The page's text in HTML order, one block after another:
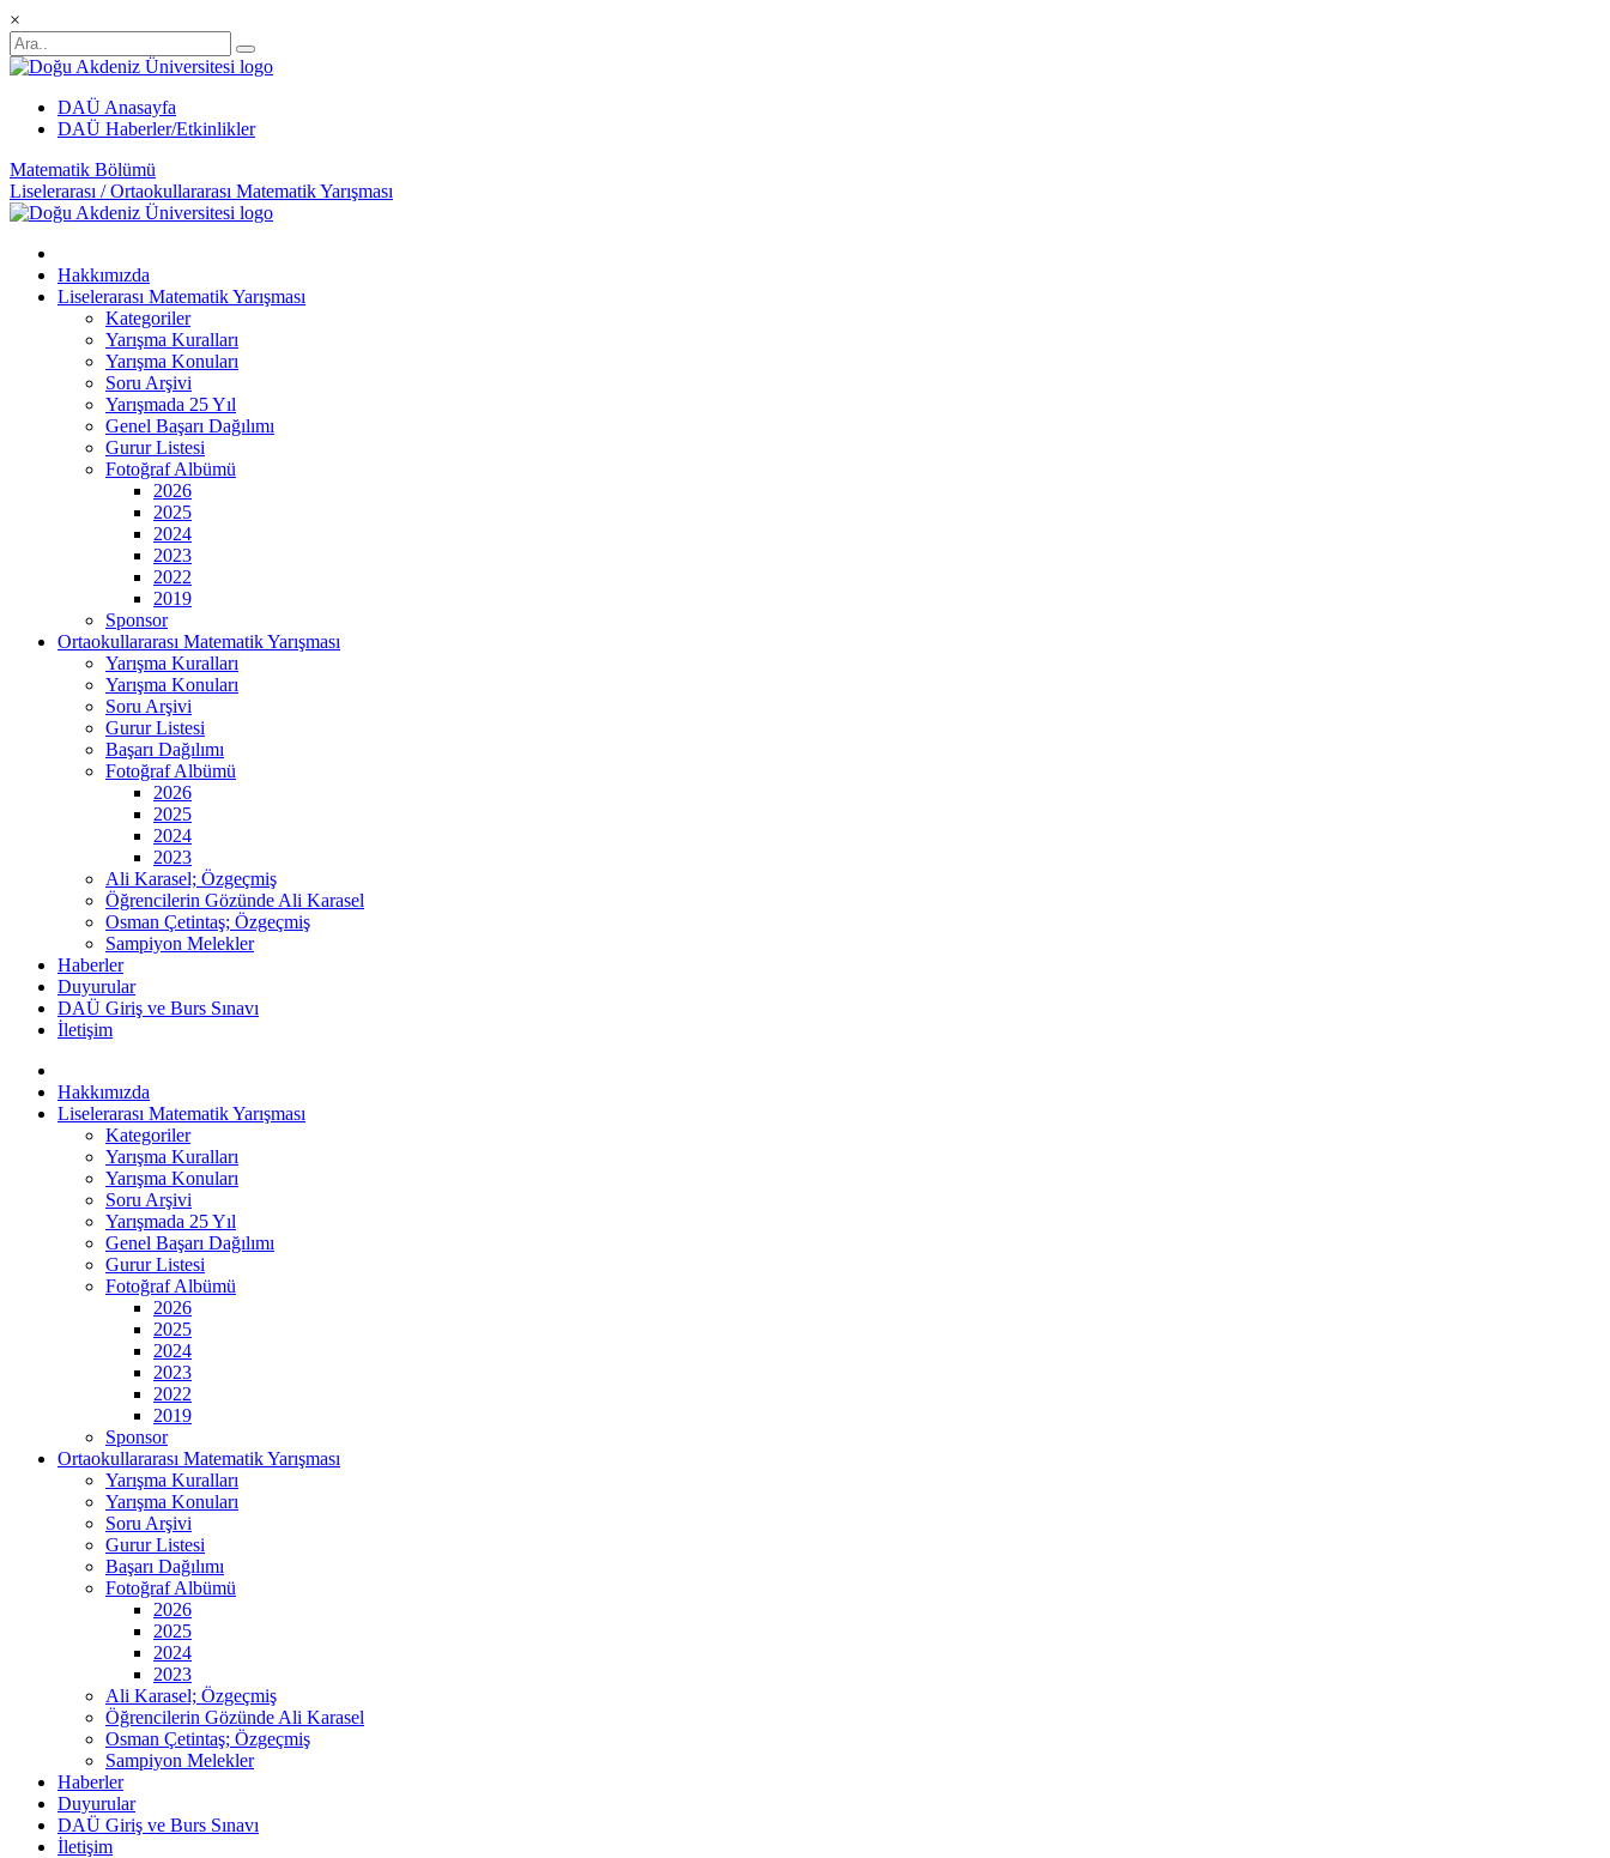
×
DAÜ Anasayfa
DAÜ Haberler/Etkinlikler
Matematik Bölümü
Liselerarası / Ortaokullararası Matematik Yarışması
Hakkımızda
Liselerarası Matematik Yarışması
Kategoriler
Yarışma Kuralları
Yarışma Konuları
Soru Arşivi
Yarışmada 25 Yıl
Genel Başarı Dağılımı
Gurur Listesi
Fotoğraf Albümü
2026
2025
2024
2023
2022
2019
Sponsor
Ortaokullararası Matematik Yarışması
Yarışma Kuralları
Yarışma Konuları
Soru Arşivi
Gurur Listesi
Başarı Dağılımı
Fotoğraf Albümü
2026
2025
2024
2023
Ali Karasel; Özgeçmiş
Öğrencilerin Gözünde Ali Karasel
Osman Çetintaş; Özgeçmiş
Sampiyon Melekler
Haberler
Duyurular
DAÜ Giriş ve Burs Sınavı
İletişim
Hakkımızda
Liselerarası Matematik Yarışması
Kategoriler
Yarışma Kuralları
Yarışma Konuları
Soru Arşivi
Yarışmada 25 Yıl
Genel Başarı Dağılımı
Gurur Listesi
Fotoğraf Albümü
2026
2025
2024
2023
2022
2019
Sponsor
Ortaokullararası Matematik Yarışması
Yarışma Kuralları
Yarışma Konuları
Soru Arşivi
Gurur Listesi
Başarı Dağılımı
Fotoğraf Albümü
2026
2025
2024
2023
Ali Karasel; Özgeçmiş
Öğrencilerin Gözünde Ali Karasel
Osman Çetintaş; Özgeçmiş
Sampiyon Melekler
Haberler
Duyurular
DAÜ Giriş ve Burs Sınavı
İletişim